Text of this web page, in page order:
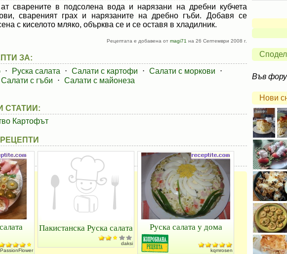
сварените в подсолена вода и нарязани на дребни кубчета
свареният грах и нарязаните на дребно гъби. Добавя се
с киселото мляко, обърква се и се оставя в хладилник.
Рецептата е добавена от magi71 на 26 Септември 2008 г.
ЗА:
⋅ Руска салата ⋅ Салати с картофи ⋅ Салати с моркови
⋅
Салати с гъби ⋅ Салати с майонеза
СТАТИИ:
Картофът
PassionFlower
Пакистанска Руска салата
daksi
Руска салата у дома
kqmrosen
Във
Нови